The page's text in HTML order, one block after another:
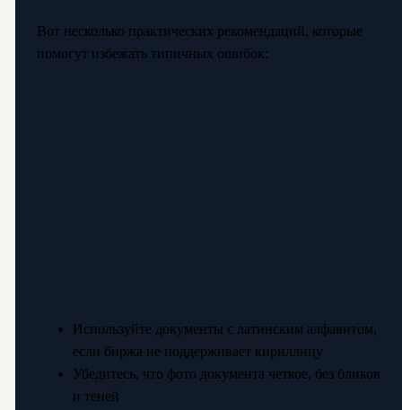
Вот несколько практических рекомендаций, которые
помогут избежать типичных ошибок:
Используйте документы с латинским алфавитом,
если биржа не поддерживает кириллицу
Убедитесь, что фото документа четкое, без бликов
и теней